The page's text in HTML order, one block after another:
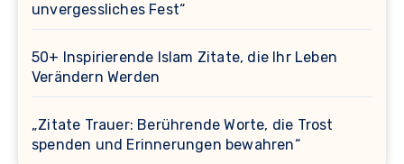
unvergessliches Fest“
50+ Inspirierende Islam Zitate, die Ihr Leben
Verändern Werden
„Zitate Trauer: Berührende Worte, die Trost
spenden und Erinnerungen bewahren“